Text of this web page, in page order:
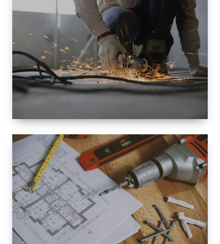
PETITE À
GRANDE
RÉNOVATION
ESPACE
RÉNOVATION
INTÉRIEURE ET
EXTÉRIEURE